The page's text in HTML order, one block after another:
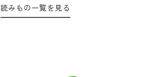
読みもの一覧を見る